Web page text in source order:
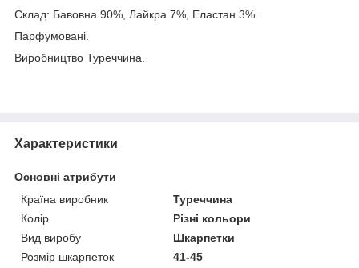
Склад: Бавовна 90%, Лайкра 7%, Еластан 3%.
Парфумовані.
Виробництво Туреччина.
Характеристики
Основні атрибути
Країна виробник
Туреччина
Колір
Різні кольори
Вид виробу
Шкарпетки
Розмір шкарпеток
41-45